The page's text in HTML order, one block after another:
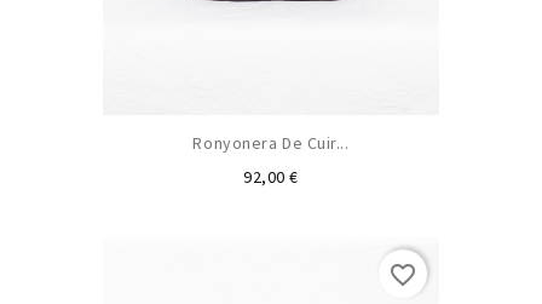
Ronyonera De Cuir...
92,00 €Preu
favorite_border